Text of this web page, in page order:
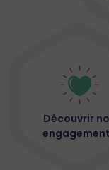
Découvrir